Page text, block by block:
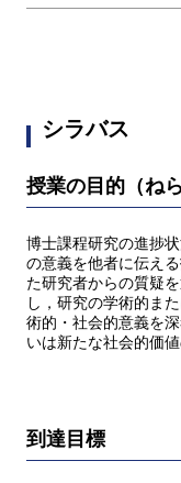
シラバス
授業の目的（ね
博士課程研究の進捗
の意義を他者に伝え
た研究者からの質疑
し，研究の学術的ま
術的・社会的意義を
いは新たな社会的価
到達目標